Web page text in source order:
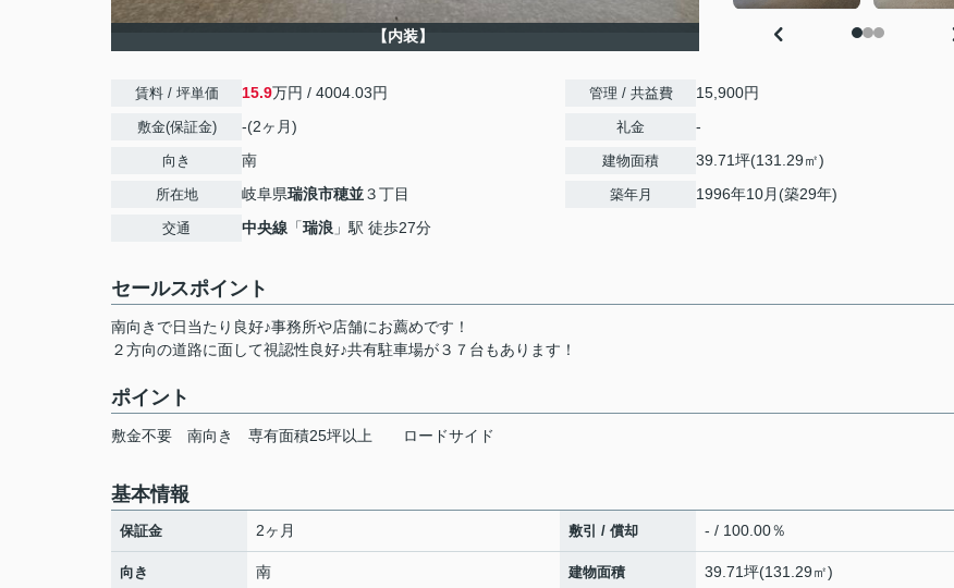
【内装】
賃料 / 坪単価 15.9万円 / 4004.03円
敷金(保証金) -(2ヶ月)
向き 南
所在地 岐阜県瑞浪市穂並３丁目
交通 中央線 「瑞浪 」駅 徒歩27分
管理 / 共益費 15,900円
礼金 -
建物面積 39.71坪(131.29㎡)
築年月 1996年10月(築29年)
セールスポイント
南向きで日当たり良好♪事務所や店舗にお薦めです！
２方向の道路に面して視認性良好♪共有駐車場が３７台もあります！
ポイント
敷金不要 南向き 専有面積25坪以上 ロードサイド
基本情報
保証金 2ヶ月 敷引 / 償却 - / 100.00％
向き 南 建物面積 39.71坪(131.29㎡)